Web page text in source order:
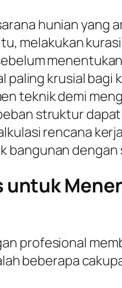
hunian yang
melakukan
paling krusial
teknik demi
struktur
rencana
bangunan
untuk
profesional
beberapa